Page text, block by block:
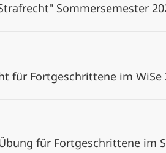
Sommersemester
für Fortgeschrittene im WiSe
für Fortgeschrittene im